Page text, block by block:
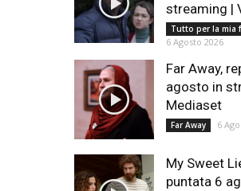
streaming |
Tutto per la mia
6 Agosto 2026
Far Away,
agosto in
Mediaset
Far Away 6
My Sweet
puntata 6